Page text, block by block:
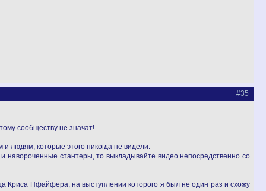
#35
сообществу не значат!
людям, которые этого никогда не видели.
навороченные стантеры, то выкладывайте видео непосредственно со
Криса Пфайфера, на выступлении которого я был не один раз и схожу